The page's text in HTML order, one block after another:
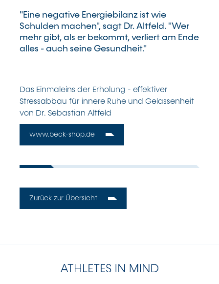
"Eine negative Energiebilanz ist wie
Schulden machen", sagt Dr. Altfeld. "Wer
mehr gibt, als er bekommt, verliert am Ende
alles - auch seine Gesundheit."
Das Einmaleins der Erholung - effektiver
Stressabbau für innere Ruhe und Gelassenheit
von Dr. Sebastian Altfeld
www.beck-shop.de
Zurück zur Übersicht